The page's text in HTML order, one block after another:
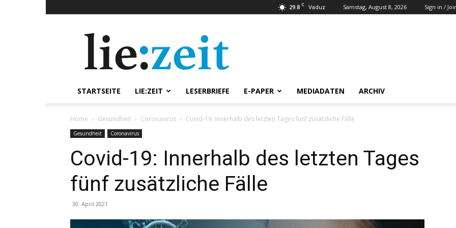
29.8 C Vaduz Samstag, August 8, 2026 Sign in /
STARTSEITE LIE:ZEIT LESERBRIEFE E-PAPER MEDIADATEN ARCHIV
Home Gesundheit Coronavirus Covid-19: Innerhalb des letzten Tages fünf zusätzliche Fälle
Gesundheit Coronavirus
Covid-19: Innerhalb des letzten Tages
fünf zusätzliche Fälle
30. April 2021